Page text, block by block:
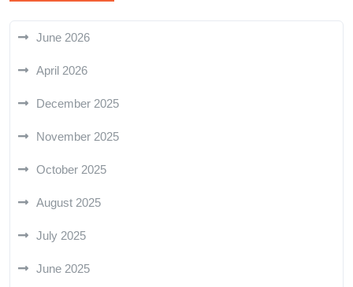
June 2026
April 2026
December 2025
November 2025
October 2025
August 2025
July 2025
June 2025